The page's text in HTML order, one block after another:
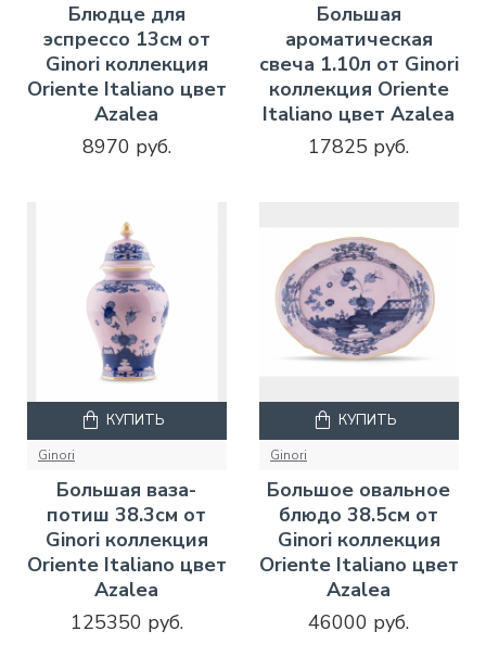
Блюдце для
эспрессо 13см от
Ginori коллекция
Oriente Italiano цвет
Azalea
8970 руб.
Большая
ароматическая
свеча 1.10л от Ginori
коллекция Oriente
Italiano цвет Azalea
17825 руб.
Ginori
Большая ваза-
потиш 38.3см от
Ginori коллекция
Oriente Italiano цвет
Azalea
125350 руб.
КУПИТЬ
Ginori
Большое овальное
блюдо 38.5см от
Ginori коллекция
Oriente Italiano цвет
Azalea
46000 руб.
КУПИТЬ